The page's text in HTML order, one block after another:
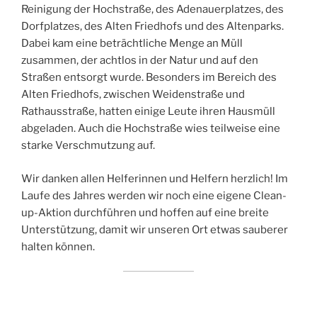
Reinigung der Hochstraße, des Adenauerplatzes, des
Dorfplatzes, des Alten Friedhofs und des Altenparks.
Dabei kam eine beträchtliche Menge an Müll
zusammen, der achtlos in der Natur und auf den
Straßen entsorgt wurde. Besonders im Bereich des
Alten Friedhofs, zwischen Weidenstraße und
Rathausstraße, hatten einige Leute ihren Hausmüll
abgeladen. Auch die Hochstraße wies teilweise eine
starke Verschmutzung auf.
Wir danken allen Helferinnen und Helfern herzlich! Im
Laufe des Jahres werden wir noch eine eigene Clean-
up-Aktion durchführen und hoffen auf eine breite
Unterstützung, damit wir unseren Ort etwas sauberer
halten können.